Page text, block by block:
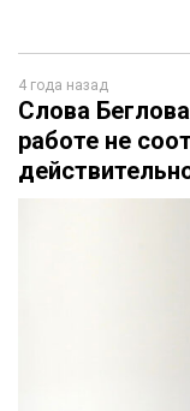
4 года назад
Слова
работе не